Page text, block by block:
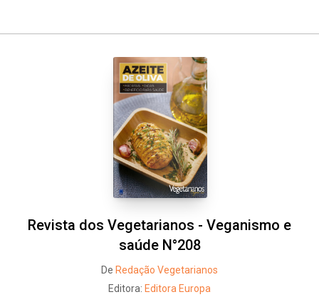
Revista dos Vegetarianos - Veganismo e
saúde N°208
De Redação Vegetarianos
Editora: Editora Europa